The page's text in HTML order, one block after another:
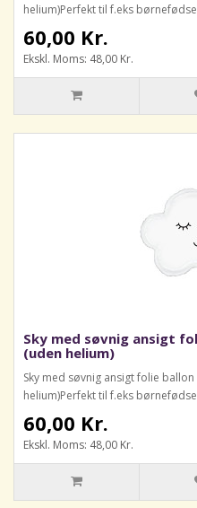
helium)Perfekt til f.eks
60,00 Kr.
Ekskl. Moms: 48,00 Kr.
Sky med søvnig ansigt
(uden helium)
Sky med søvnig ansigt folie
helium)Perfekt til f.eks
60,00 Kr.
Ekskl. Moms: 48,00 Kr.